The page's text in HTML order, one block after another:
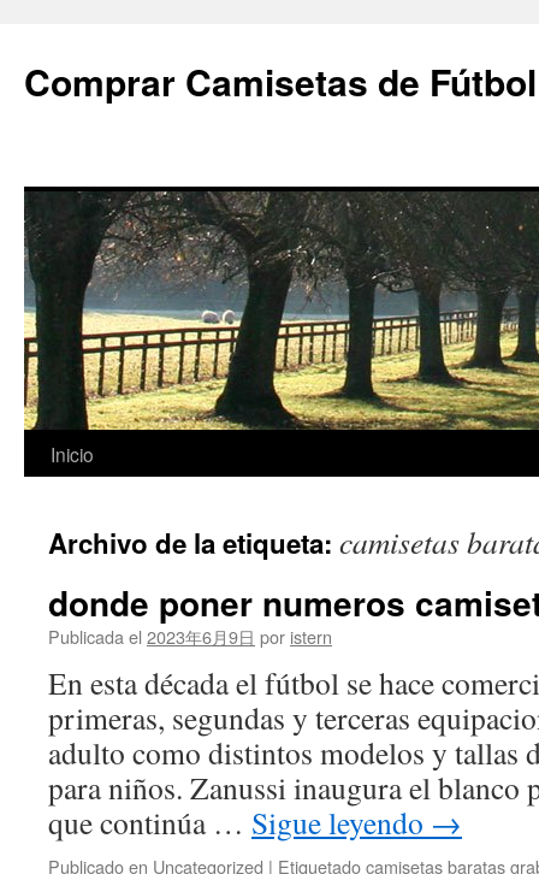
Comprar Camisetas de
Saltar
contenido
Inicio
Archivo de la etiqueta: camisetas
donde poner numeros
Publicada el 2023年6月9日 por istern
En esta década el fútbol se hace
primeras, segundas y terceras
adulto como distintos modelos y tallas
para niños. Zanussi inaugura el blanco
que continúa … Sigue leyendo →
Publicado en Uncategorized | Etiquetadocamisetas baratas